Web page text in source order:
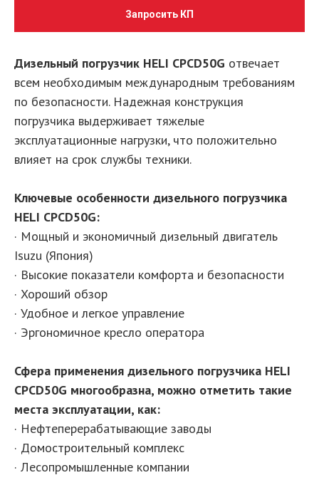
Запросить КП
Дизельный погрузчик HELI CPCD50G отвечает
всем необходимым международным требованиям
по безопасности. Надежная конструкция
погрузчика выдерживает тяжелые
эксплуатационные нагрузки, что положительно
влияет на срок службы техники.
Ключевые особенности дизельного погрузчика
HELI CPCD50G:
· Мощный и экономичный дизельный двигатель
Isuzu (Япония)
· Высокие показатели комфорта и безопасности
· Хороший обзор
· Удобное и легкое управление
· Эргономичное кресло оператора
Сфера применения дизельного погрузчика HELI
CPСD50G многообразна, можно отметить такие
места эксплуатации, как:
· Нефтеперерабатывающие заводы
· Домостроительный комплекс
· Лесопромышленные компании